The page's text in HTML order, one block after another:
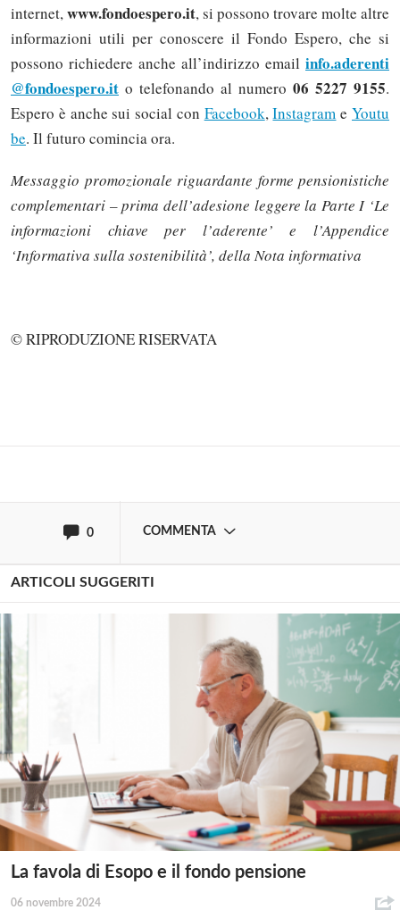
internet,www.fondoespero.it, si possono trovare molte altre
informazioni utili per conoscere il Fondo Espero, che si
possono richiedere anche all’indirizzo email info.aderenti
@fondoespero.it o telefonando al numero 06 5227 9155.
Espero è anche sui social con Facebook,Instagram eYoutu
be. Il futuro comincia ora.
Messaggio promozionale riguardante forme pensionistiche
complementari – prima dell’adesione leggere la Parte I ‘Le
informazioni chiave per l’aderente’ e l’Appendice
‘Informativa sulla sostenibilità’, della Nota informativa
© RIPRODUZIONE RISERVATA
0 COMMENTA
Solo gli utenti registrati possono
ARTICOLI SUGGERITI
La favola di Esopo e il fondo pensione
06 novembre 2024